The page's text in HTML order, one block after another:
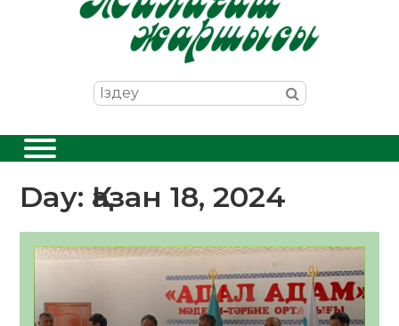
Day: Қазан 18, 2024